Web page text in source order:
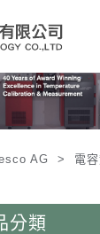
AG > 電容
分類